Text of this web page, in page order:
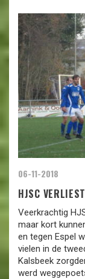
06-11-2018
HJSC
Veerkrachtig
maar kort
en tegen Espel
vielen in de
Kalsbeek
werd